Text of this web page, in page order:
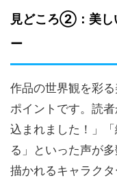
見どころ②：美し
ー
作品の世界観を彩
ポイントです。読
込まれました！」
る」といった声が
描かれるキャラク